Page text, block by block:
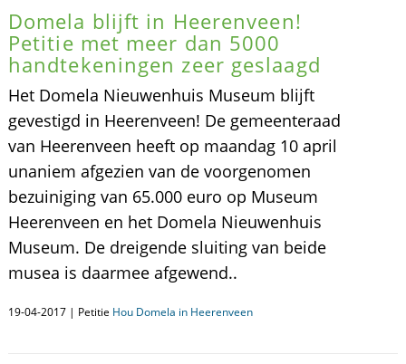
Domela blijft in Heerenveen!
Petitie met meer dan 5000
handtekeningen zeer geslaagd
Het Domela Nieuwenhuis Museum blijft
gevestigd in Heerenveen! De gemeenteraad
van Heerenveen heeft op maandag 10 april
unaniem afgezien van de voorgenomen
bezuiniging van 65.000 euro op Museum
Heerenveen en het Domela Nieuwenhuis
Museum. De dreigende sluiting van beide
musea is daarmee afgewend..
19-04-2017 | Petitie Hou Domela in Heerenveen